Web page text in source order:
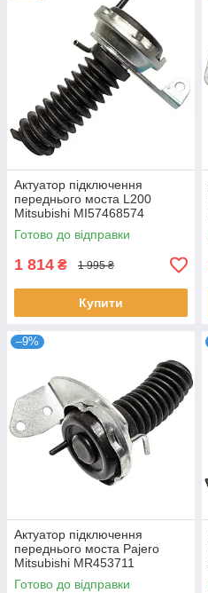
Актуатор підключення
переднього моста L200
Mitsubishi MI57468574
MB620790
Готово до відправки
1 814 ₴ 1 995 ₴
Купити
–9%
Актуатор підключення
переднього моста Pajero
Mitsubishi MR453711
Готово до відправки